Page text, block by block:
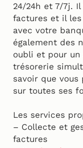
24/24h et 7/7j.
factures et il
avec votre
également des
oubli et pour
trésorerie
savoir que
sur toutes ses
Les services
– Collecte et
factures